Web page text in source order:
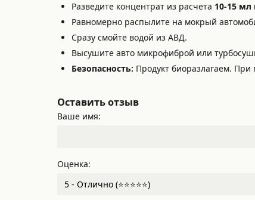
Разведите концентрат из расчета 10-15 мл
Равномерно распылите на мокрый
Сразу смойте водой из АВД.
Высушите авто микрофиброй или
Безопасность: Продукт биоразлагаем.
Оставить отзыв
Ваше имя:
Оценка: